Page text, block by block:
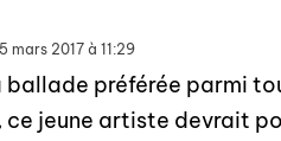
mars 2017 à 11:29
ballade préférée parmi
ce jeune artiste devrait